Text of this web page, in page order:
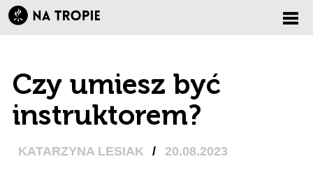
Czy umiesz być
instruktorem?
KATARZYNA LESIAK / 20.08.2023